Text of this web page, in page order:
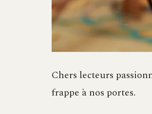
Chers lecteurs
frappe à nos portes.